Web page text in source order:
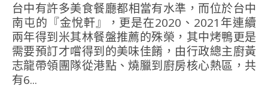
台中有許多美食餐廳都相當有水準，而位於台中
南屯的『金悅軒』，更是在2020、2021年連續
兩年得到米其林餐盤推薦的殊榮，其中烤鴨更是
需要預訂才嚐得到的美味佳餚，由行政總主廚黃
志龍帶領團隊從港點、燒臘到廚房核心熱區，共
有6...